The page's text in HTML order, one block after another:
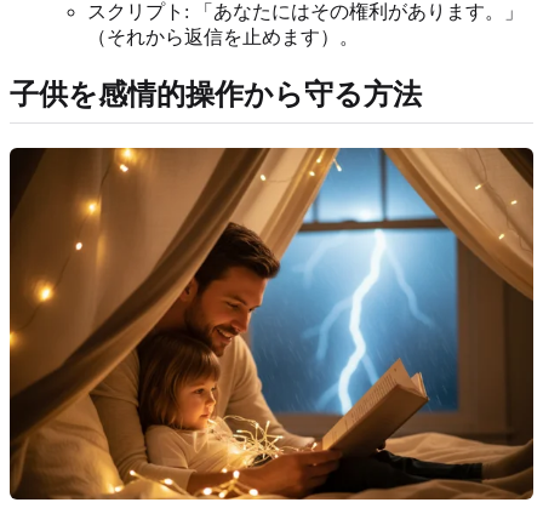
スクリプト: 「あなたにはその権利があります。」
（それから返信を止めます）。
子供を感情的操作から守る方法